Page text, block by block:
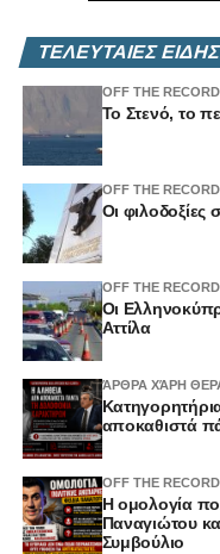
ΤΕΛΕΥΤΑΙΕΣ
OFF THE RECORD
Το Στενό, το
OFF THE RECORD
Οι φιλοδοξίες
OFF THE RECORD
Οι
Αττίλα
ΆΡΘΡΑ ΧΆΡΗ
αποκαθιστά
OFF THE RECORD
Η ομολογία
Παναγιώτου
Συμβούλιο